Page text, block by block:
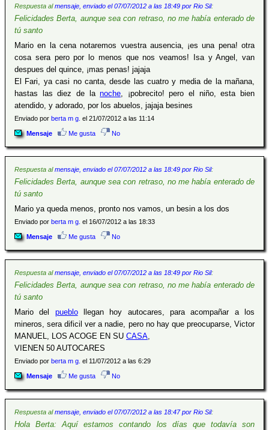
Respuesta almensaje, enviado el 07/07/2012 a las 18:49 por Rio Sil:
Felicidades Berta, aunque sea con retraso, no me había enterado de
tú santo
Mario en la cena notaremos vuestra ausencia, ¡es una pena! otra
cosa sera pero por lo menos que nos veamos! Isa y Angel, van
despues del quince, ¡mas penas! jajaja
El Fari, ya casi no canta, desde las cuatro y media de la mañana,
hastas las diez de lanoche, ¡pobrecito! pero el niño, esta bien
atendido, y adorado, por los abuelos, jajaja besines
Enviado por berta m g. el 21/07/2012 a las 11:14
Mensaje Me gusta No
Respuesta almensaje, enviado el 07/07/2012 a las 18:49 por Rio Sil:
Felicidades Berta, aunque sea con retraso, no me había enterado de
tú santo
Mario ya queda menos, pronto nos vamos, un besin a los dos
Enviado por berta m g. el 16/07/2012 a las 18:33
Mensaje Me gusta No
Respuesta almensaje, enviado el 07/07/2012 a las 18:49 por Rio Sil:
Felicidades Berta, aunque sea con retraso, no me había enterado de
tú santo
Mario del pueblollegan hoy autocares, para acompañar a los
mineros, sera dificil ver a nadie, pero no hay que preocuparse, Victor
MANUEL, LOS ACOGE EN SU CASA,
VIENEN 50 AUTOCARES
Enviado por berta m g. el 11/07/2012 a las 6:29
Mensaje Me gusta No
Respuesta almensaje, enviado el 07/07/2012 a las 18:47 por Rio Sil:
Hola Berta: Aquí estamos contando los días que todavía son